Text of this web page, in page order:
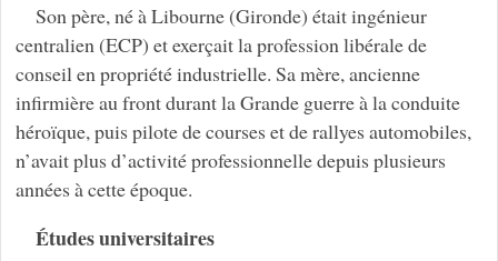
Son père, né à Libourne (Gironde) était ingénieur
centralien (ECP) et exerçait la profession libérale de
conseil en propriété industrielle. Sa mère, ancienne
infirmière au front durant la Grande guerre à la conduite
héroïque, puis pilote de courses et de rallyes automobiles,
n’avait plus d’activité professionnelle depuis plusieurs
années à cette époque.
Études universitaires